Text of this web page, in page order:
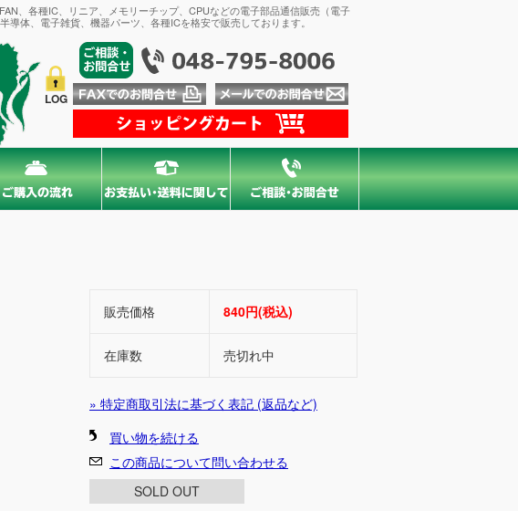
、各種IC、リニア、メモリーチップ、CPUなどの電子部品通信販売（電子
体、電子雑貨、機器パーツ、各種ICを格安で販売しております。
LOG
販売価格 840円(税込)
在庫数 売切れ中
» 特定商取引法に基づく表記 (返品など)
買い物を続ける
この商品について問い合わせる
SOLD OUT